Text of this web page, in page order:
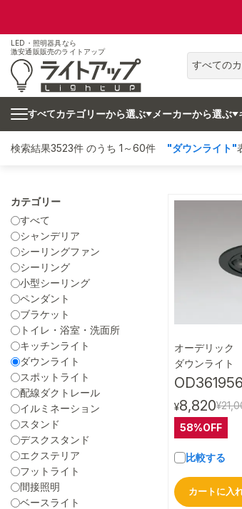
LED・照明器具なら
激安通販販売のライトアップ
すべての
すべてカテゴリーから選ぶ メーカーから選ぶ
検索結果3523件 のうち 1～60件 "ダウンライト"
カテゴリー
すべて
シャンデリア
シーリングファン
シーリング
小型シーリング
ペンダント
ブラケット
トイレ・浴室・洗面所
キッチンライト
ダウンライト
スポットライト
配線ダクトレール
イルミネーション
スタンド
デスクスタンド
エクステリア
フットライト
間接照明
ベースライト
オーデリック
ダウンライト
¥8,820
58%OFF
比較する
カートに入